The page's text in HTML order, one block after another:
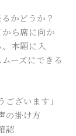
かどうか？
ら席に向か
本題に入
ーズにできる
ざいます」
の掛け方
認